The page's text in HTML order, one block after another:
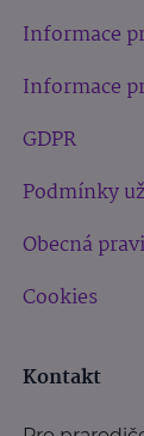
Informace
Informace
GDPR
Podmínky
Obecná
Cookies
Kontakt